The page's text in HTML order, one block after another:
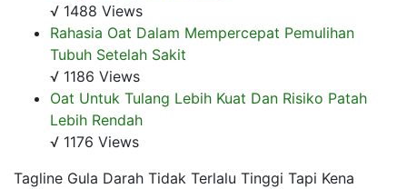
√ 1488 Views
Rahasia Oat Dalam Mempercepat Pemulihan
Tubuh Setelah Sakit
√ 1186 Views
Oat Untuk Tulang Lebih Kuat Dan Risiko Patah
Lebih Rendah
√ 1176 Views
Tagline Gula Darah Tidak Terlalu Tinggi Tapi Kena